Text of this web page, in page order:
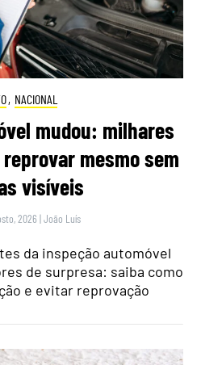
, NACIONAL
mudou: milhares
mesmo sem
visíveis
2026 |João Luís
da inspeção automóvel
de surpresa: saiba como
e evitar reprovação